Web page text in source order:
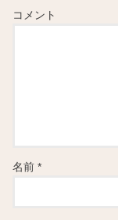
コメント
名前*